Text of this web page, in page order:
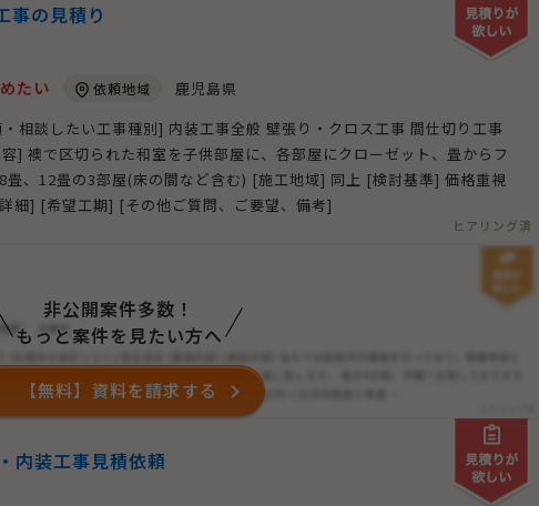
事の見積り
たい 依頼地域
鹿児島県
相談したい工事種別] 内装工事全般 壁張り・クロス工事 間仕切り工事
] 襖で区切られた和室を子供部屋に、各部屋にクローゼット、畳からフ
畳、12畳の3部屋(床の間など含む) [施工地域] 同上 [検討基準] 価格重視
細] [希望工期] [その他ご質問、ご要望、備考]
ヒアリング済
非公開案件多数！
もっと案件を見たい方へ
【無料】資料を請求する
内装工事見積依頼